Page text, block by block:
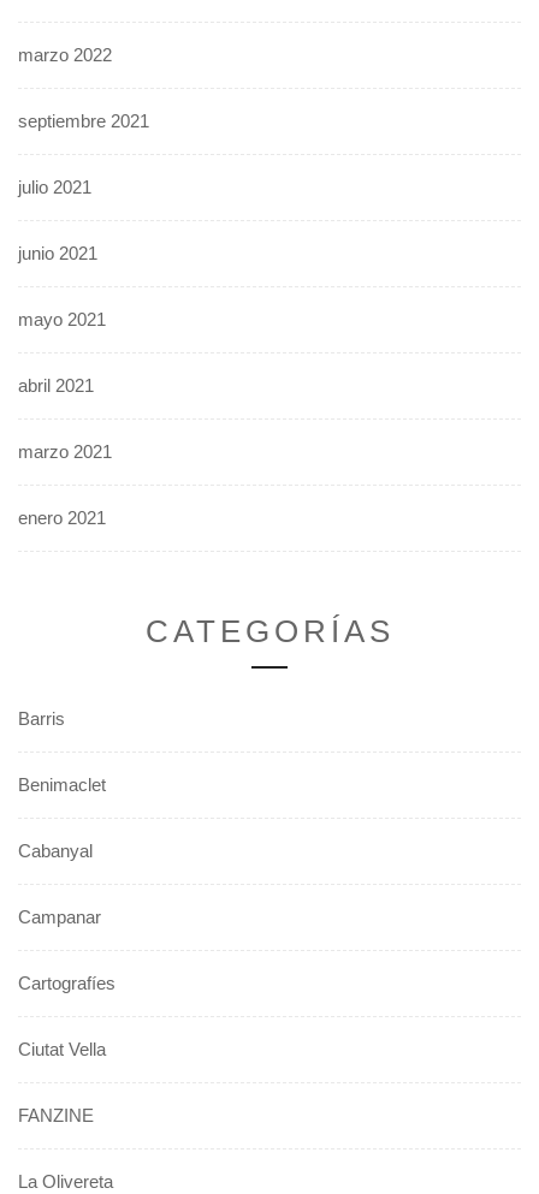
marzo 2022
septiembre 2021
julio 2021
junio 2021
mayo 2021
abril 2021
marzo 2021
enero 2021
CATEGORÍAS
Barris
Benimaclet
Cabanyal
Campanar
Cartografíes
Ciutat Vella
FANZINE
La Olivereta